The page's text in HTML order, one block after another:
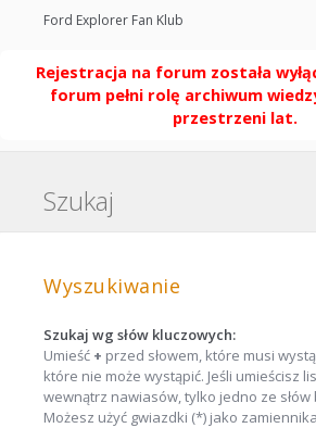
Ford Explorer Fan Klub
Rejestracja na forum została
forum pełni rolę archiwum
przestrzeni lat.
Szukaj
Wyszukiwanie
Szukaj wg słów kluczowych:
Umieść + przed słowem, które musi
które nie może wystąpić. Jeśli umieścisz
wewnątrz nawiasów, tylko jedno ze słów
Możesz użyć gwiazdki (*) jako